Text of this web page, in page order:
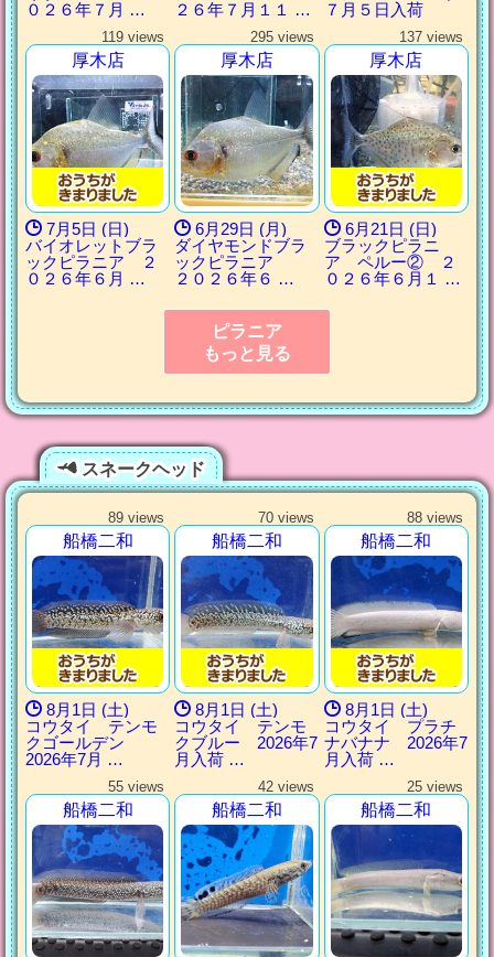
０２６年７月 …
２６年７月１１ …
７月５日入荷
119 views
厚木店
7月5日 (日)
バイオレットブラ
ックピラニア ２
０２６年６月 …
295 views
厚木店
6月29日 (月)
ダイヤモンドブラ
ックピラニア
２０２６年６ …
137 views
厚木店
6月21日 (日)
ブラックピラニ
ア ペルー② ２
０２６年６月１ …
ピラニア
もっと見る
スネークヘッド
89 views
船橋二和
8月1日 (土)
コウタイ テンモ
クゴールデン
2026年7月 …
70 views
船橋二和
8月1日 (土)
コウタイ テンモ
クブルー 2026年7
月入荷 …
88 views
船橋二和
8月1日 (土)
コウタイ プラチ
ナバナナ 2026年7
月入荷 …
55 views
船橋二和
42 views
船橋二和
25 views
船橋二和